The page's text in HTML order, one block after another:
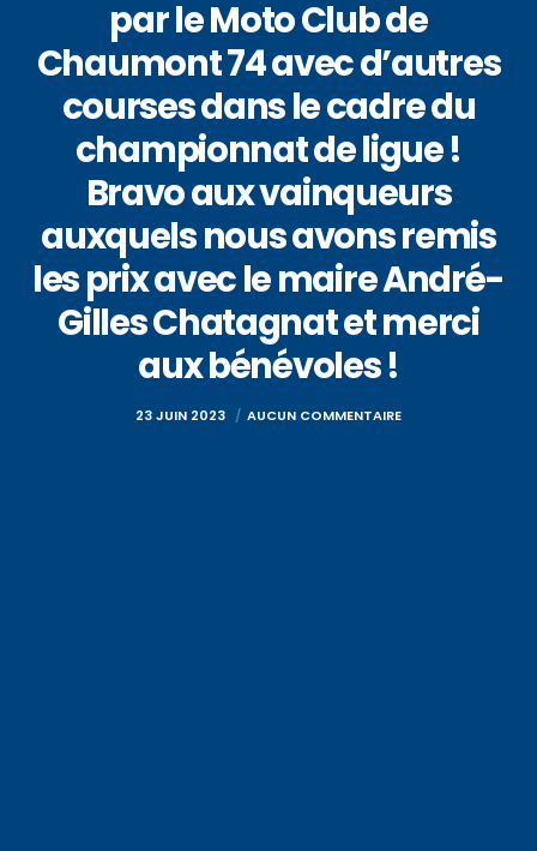
par le Moto Club de
Chaumont 74 avec d’autres
courses dans le cadre du
championnat de ligue !
Bravo aux vainqueurs
auxquels nous avons remis
les prix avec le maire André-
Gilles Chatagnat et merci
aux bénévoles !
23 JUIN 2023 AUCUN COMMENTAIRE